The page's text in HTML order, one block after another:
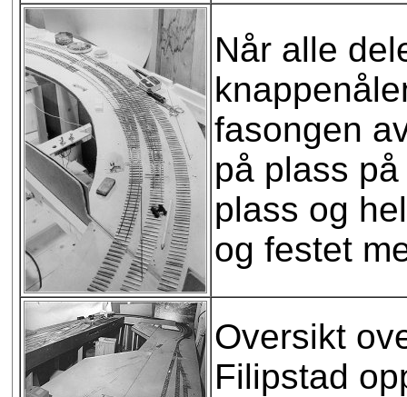
Når alle
fasongen
på plass
plass og
og festet
Oversikt
Filipstad